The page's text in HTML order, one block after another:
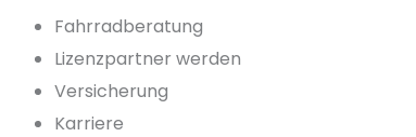
Fahrradberatung
Lizenzpartner werden
Versicherung
Karriere